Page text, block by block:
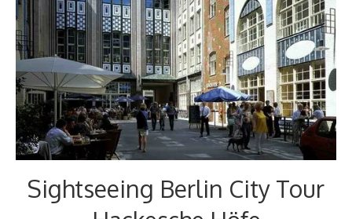
▷ Kontakt
Sightseeing Berlin City Tour